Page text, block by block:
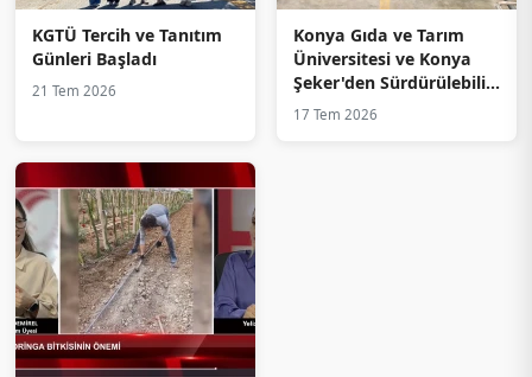
KGTÜ Tercih ve Tanıtım
Günleri Başladı
21 Tem 2026
Konya Gıda ve Tarım
Üniversitesi ve Konya
Şeker'den Sürdürülebilir
Tarımda Dev Adım:
17 Tem 2026